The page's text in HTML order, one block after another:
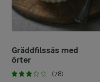
Gräddfilssås med
örter
(78)